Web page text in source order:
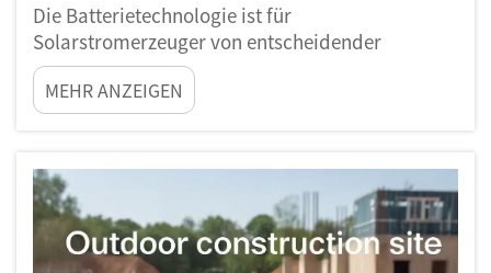
Die Batterietechnologie ist für
Solarstromerzeuger von entscheidender
Bedeutung. Wenn Sie Solarenergie nutzen,
möchten Sie diese für den späteren Verbrauch
speichern. Hier kommen Batterien ins Spiel. Eine
nachts oder bei fehlendem Sonnenschein zu
nutzen...
MEHR ANZEIGEN